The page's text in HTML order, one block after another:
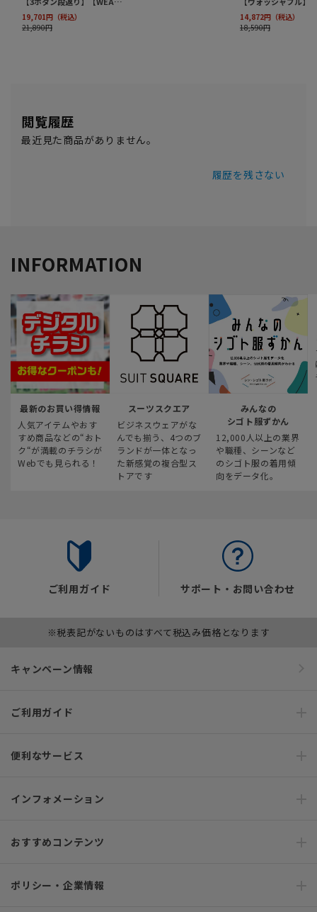
閲覧履歴
最近見た商品がありません。
履歴を残さない
INFORMATION
最新のお買い得情報
人気アイテムやおす
すめ商品などの“おト
ク“が満載のチラシが
Webでも見られる！
スーツスクエア
ビジネスウェアがな
んでも揃う、4つのブ
ランドが一体となっ
た新感覚の複合型ス
トアです
みんなの
シゴト服ずかん
12,000人以上の業界
や職種、シーンなど
のシゴト服の着用傾
向をデータ化。
ご利用ガイド サポート・お問い合わせ
※税表記がないものはすべて税込み価格となります
キャンペーン情報
ご利用ガイド
便利なサービス
インフォメーション
おすすめコンテンツ
ポリシー・企業情報